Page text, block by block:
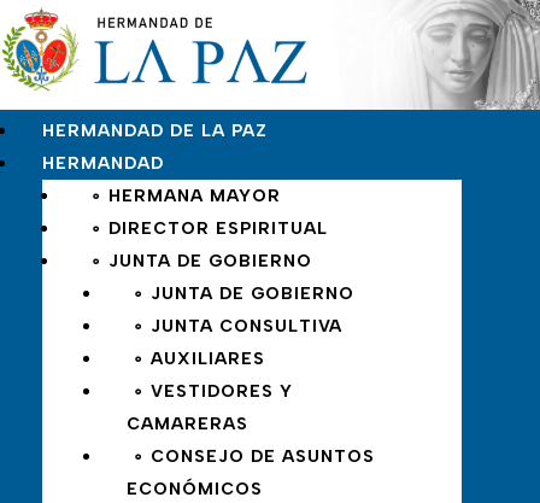
HERMANDAD DE LA PAZ
HERMANDAD
∘ HERMANA MAYOR
∘ DIRECTOR ESPIRITUAL
∘ JUNTA DE GOBIERNO
∘ JUNTA DE GOBIERNO
∘ JUNTA CONSULTIVA
∘ AUXILIARES
∘ VESTIDORES Y
CAMARERAS
∘ CONSEJO DE ASUNTOS
ECONÓMICOS